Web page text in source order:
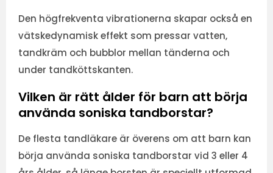
Den högfrekventa vibrationerna skapar också en
vätskedynamisk effekt som pressar vatten,
tandkräm och bubblor mellan tänderna och
under tandköttskanten.
Vilken är rätt ålder för barn att börja
använda soniska tandborstar?
De flesta tandläkare är överens om att barn kan
börja använda soniska tandborstar vid 3 eller 4